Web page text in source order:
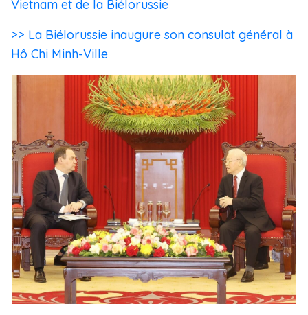
Vietnam et de la Biélorussie
>> La Biélorussie inaugure son consulat général à
Hô Chi Minh-Ville